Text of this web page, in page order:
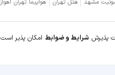
مشهد هتل تهران هواپیما تهران اهواز
پذیرش شرایط و ضوابط امکان پذیر است.